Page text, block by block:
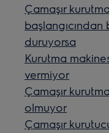
Çamaşır
duruyorsa
Kurutma
vermiyor
Çamaşır
olmuyor
Çamaşır